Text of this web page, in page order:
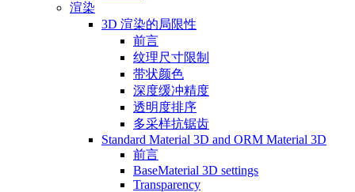
渲染
3D 渲染的局限性
前言
纹理尺寸限制
带状颜色
深度缓冲精度
透明度排序
多采样抗锯齿
Standard Material 3D and ORM Material 3D
前言
BaseMaterial 3D settings
Transparency